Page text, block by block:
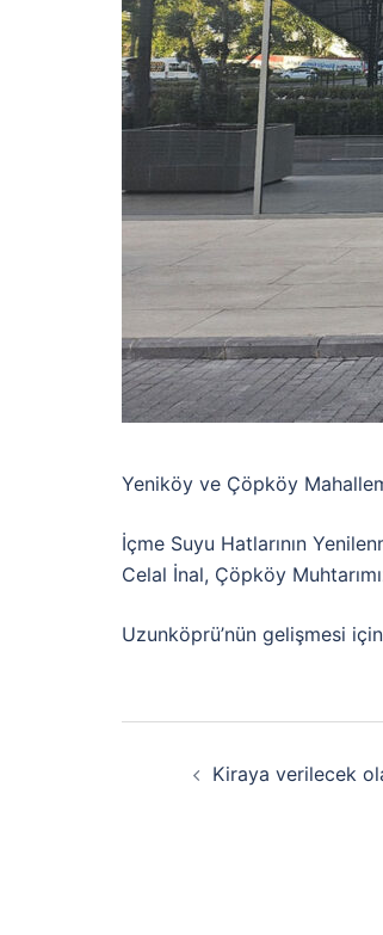
Yeniköy ve Çöpköy
İçme Suyu Hatlarının
Celal İnal, Çöpköy
Uzunköprü’nün gelişmesi
Kiraya verilecek